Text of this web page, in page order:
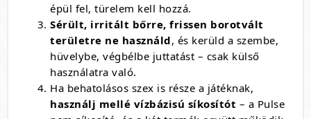
épül fel, türelem kell hozzá.
Sérült, irritált bőrre, frissen borotvált
területre ne használd, és kerüld a szembe,
hüvelybe, végbélbe juttatást – csak külső
használatra való.
Ha behatolásos szex is része a játéknak,
használj mellé vízbázisú síkosítót – a Pulse